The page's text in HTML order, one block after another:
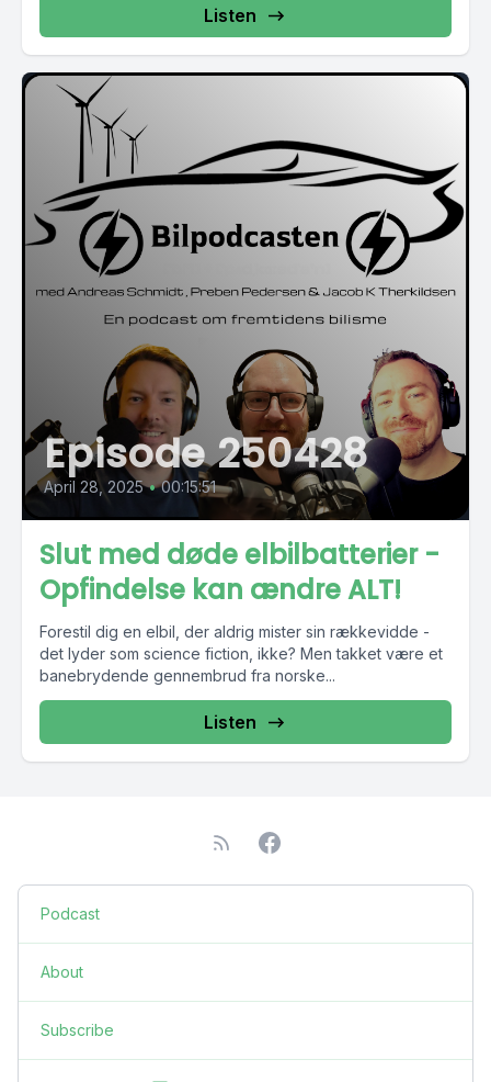
Listen
Episode 250428
April 28, 2025 • 00:15:51
Slut med døde elbilbatterier -
Opfindelse kan ændre ALT!
Forestil dig en elbil, der aldrig mister sin rækkevidde -
det lyder som science fiction, ikke? Men takket være et
banebrydende gennembrud fra norske...
Listen
Podcast
About
Subscribe